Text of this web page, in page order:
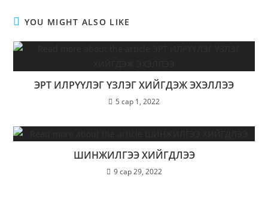
YOU MIGHT ALSO LIKE
ЭРТ ИЛРҮҮЛЭГ ҮЗЛЭГ ХИЙГДЭЖ ЭХЭЛЛЭЭ
5 сар 1, 2022
ШИНЖИЛГЭЭ ХИЙГДЛЭЭ
9 сар 29, 2022